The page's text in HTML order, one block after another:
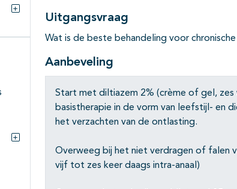
Alles openklappen
Subpagina's open- en dichtklappen
Uitgangsvraag
Wat is de beste behandeling voor chronische
Aanbeveling
Start met diltiazem 2% (crème of gel,
basistherapie in de vorm van leefstijl- en
het verzachten van de ontlasting.
Overweeg bij het niet verdragen of falen
vijf tot zes keer daags intra-anaal)